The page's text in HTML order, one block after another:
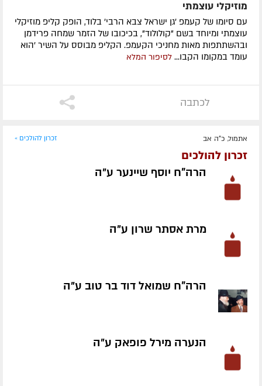
מוזיקלי עוצמתי
עם סיומו של קעמפ 'גן ישראל צבא הרבי' בלוד, הופק קליפ מוזיקלי
עוצמתי ומיוחד בשם "קולולוד", בכיכובו של הזמר שמחה פרידמן
ובהשתתפות מאות מחניכי הקעמפ. הקליפ מבוסס על השיר 'הוא
עומד במקומו הקבו... לסיפור המלא
לכתבה
אתמול, כ"ה אב זכרון להולכים »
זכרון להולכים
הרה"ח יוסף שיינער ע״ה
מרת אסתר שרון ע״ה
הרה"ח שמואל דוד בר טוב ע״ה
הנערה מירל פופאק ע״ה